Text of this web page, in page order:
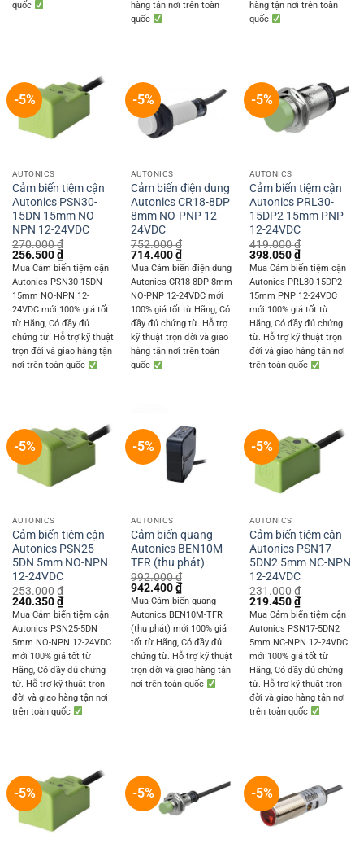
quốc
hàng tận nơi trên toàn
quốc
hàng tận nơi trên toàn
quốc
-5%
AUTONICS
Cảm biến tiệm cận
Autonics PSN30-
15DN 15mm NO-
NPN 12-24VDC
270.000₫
Original
price
was:
270.000 ₫.
256.500₫Current
price
is:
256.500 ₫.
Mua Cảm biến tiệm cận
Autonics PSN30-15DN
15mm NO-NPN 12-
24VDC mới 100% giá tốt
từ Hãng, Có đầy đủ
chứng từ. Hỗ trợ kỹ thuật
trọn đời và giao hàng tận
nơi trên toàn quốc
-5%
AUTONICS
Cảm biến điện dung
Autonics CR18-8DP
8mm NO-PNP 12-
24VDC
752.000₫
Original
price
was:
752.000 ₫.
714.400₫Current
price
is:
714.400 ₫.
Mua Cảm biến điện dung
Autonics CR18-8DP 8mm
NO-PNP 12-24VDC mới
100% giá tốt từ Hãng, Có
đầy đủ chứng từ. Hỗ trợ
kỹ thuật trọn đời và giao
hàng tận nơi trên toàn
quốc
-5%
AUTONICS
Cảm biến tiệm cận
Autonics PRL30-
15DP2 15mm PNP
12-24VDC
419.000₫
Original
price
was:
419.000 ₫.
398.050₫Current
price
is:
398.050 ₫.
Mua Cảm biến tiệm cận
Autonics PRL30-15DP2
15mm PNP 12-24VDC
mới 100% giá tốt từ
Hãng, Có đầy đủ chứng
từ. Hỗ trợ kỹ thuật trọn
đời và giao hàng tận nơi
trên toàn quốc
-5%
AUTONICS
Cảm biến tiệm cận
Autonics PSN25-
5DN 5mm NO-NPN
12-24VDC
253.000₫
Original
price
was:
253.000 ₫.
240.350₫Current
price
is:
240.350 ₫.
Mua Cảm biến tiệm cận
Autonics PSN25-5DN
5mm NO-NPN 12-24VDC
mới 100% giá tốt từ
Hãng, Có đầy đủ chứng
từ. Hỗ trợ kỹ thuật trọn
đời và giao hàng tận nơi
trên toàn quốc
-5%
AUTONICS
Cảm biến quang
Autonics BEN10M-
TFR (thu phát)
992.000₫
Original
price
was:
992.000 ₫.
942.400₫Current
price
is:
942.400 ₫.
Mua Cảm biến quang
Autonics BEN10M-TFR
(thu phát) mới 100% giá
tốt từ Hãng, Có đầy đủ
chứng từ. Hỗ trợ kỹ thuật
trọn đời và giao hàng tận
nơi trên toàn quốc
-5%
AUTONICS
Cảm biến tiệm cận
Autonics PSN17-
5DN2 5mm NC-NPN
12-24VDC
231.000₫
Original
price
was:
231.000 ₫.
219.450₫Current
price
is:
219.450 ₫.
Mua Cảm biến tiệm cận
Autonics PSN17-5DN2
5mm NC-NPN 12-24VDC
mới 100% giá tốt từ
Hãng, Có đầy đủ chứng
từ. Hỗ trợ kỹ thuật trọn
đời và giao hàng tận nơi
trên toàn quốc
-5% -5% -5%